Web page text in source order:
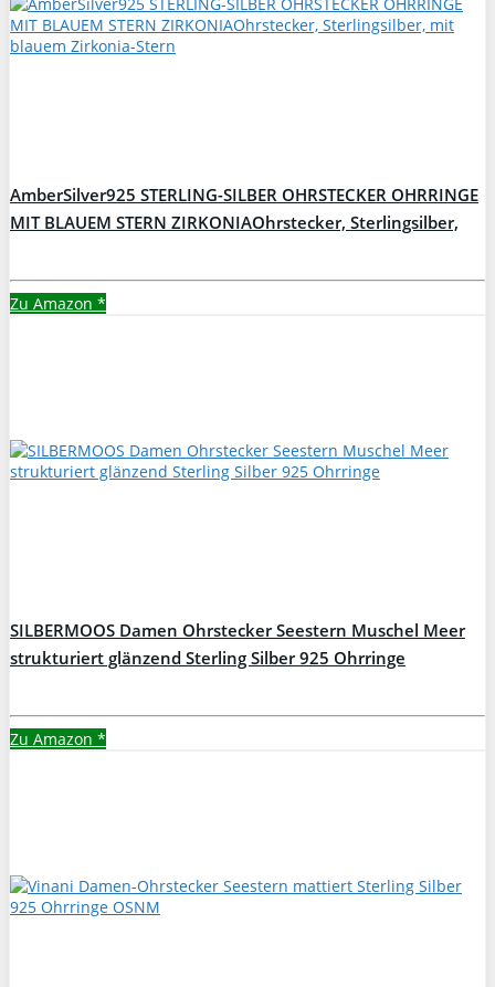
AmberSilver925 STERLING-SILBER OHRSTECKER OHRRINGE
MIT BLAUEM STERN ZIRKONIAOhrstecker, Sterlingsilber,
Zu Amazon *
SILBERMOOS Damen Ohrstecker Seestern Muschel Meer
strukturiert glänzend Sterling Silber 925 Ohrringe
Zu Amazon *